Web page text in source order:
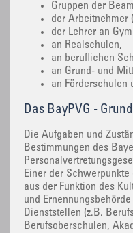
Gruppen der
der Arbeitnehmer
der Lehrer an
an Realschulen,
an beruflichen
an Grund- und
an Förderschulen
Das BayPVG -
Die Aufgaben und
Bestimmungen des
Einer der
aus der Funktion des
und
Dienststellen (z.B.
Berufsoberschulen,